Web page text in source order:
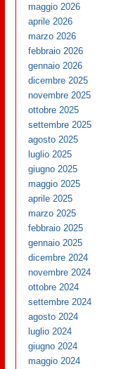
maggio 2026
aprile 2026
marzo 2026
febbraio 2026
gennaio 2026
dicembre 2025
novembre 2025
ottobre 2025
settembre 2025
agosto 2025
luglio 2025
giugno 2025
maggio 2025
aprile 2025
marzo 2025
febbraio 2025
gennaio 2025
dicembre 2024
novembre 2024
ottobre 2024
settembre 2024
agosto 2024
luglio 2024
giugno 2024
maggio 2024